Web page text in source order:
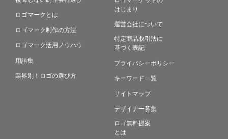
ロゴマークとは
ロゴマーク制作の方法
ロゴマーク活用ノウハウ
用語集
業界別！ロゴの選び方
はじまり
運営会社について
特定商品取引法に
基づく表記
プライバシーポリシー
キーワード一覧
サイトマップ
デザイナー募集
ロゴ無料提案
とは